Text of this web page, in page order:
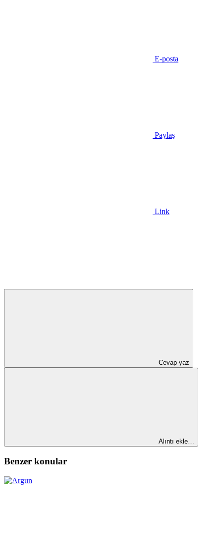
E-posta
Paylaş
Link
Cevap yaz
Alıntı ekle…
Benzer konular